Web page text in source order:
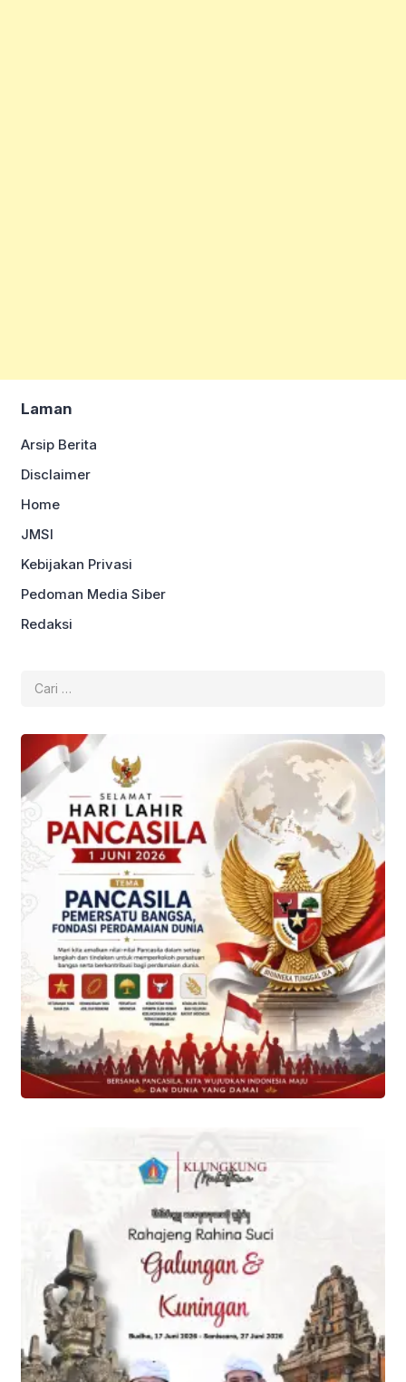
Laman
Arsip Berita
Disclaimer
Home
JMSI
Kebijakan Privasi
Pedoman Media Siber
Redaksi
untuk: